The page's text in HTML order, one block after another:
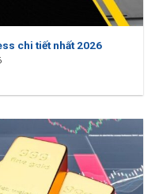
chi tiết nhất 2026